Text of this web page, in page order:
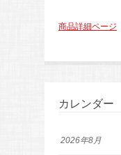
商品詳細ページ
カレンダー
2026年8月